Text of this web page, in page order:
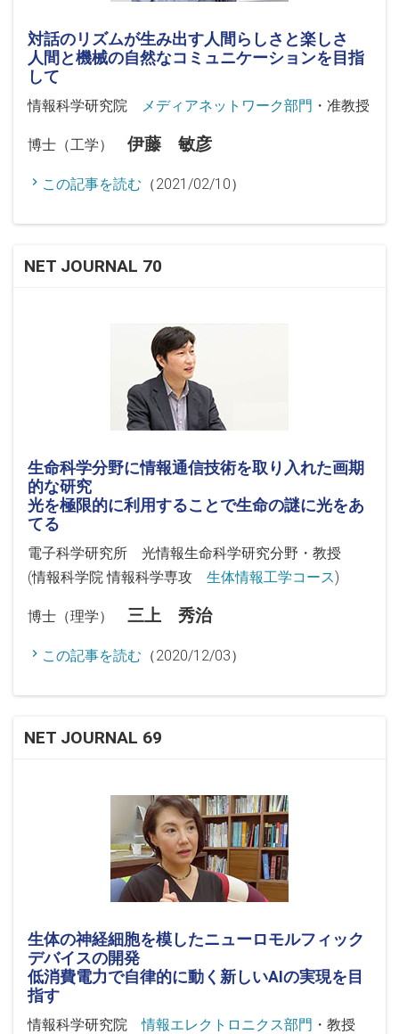
対話のリズムが生み出す人間らしさと楽しさ
人間と機械の自然なコミュニケーションを目指
して
情報科学研究院 メディアネットワーク部門 ・准教授
博士（工学） 伊藤 敏彦
この記事を読む （2021/02/10）
NET JOURNAL 70
生命科学分野に情報通信技術を取り入れた画期
的な研究
光を極限的に利用することで生命の謎に光をあ
てる
電子科学研究所 光情報生命科学研究分野・教授
(情報科学院 情報科学専攻 生体情報工学コース)
博士（理学） 三上 秀治
この記事を読む （2020/12/03）
NET JOURNAL 69
生体の神経細胞を模したニューロモルフィック
デバイスの開発
低消費電力で自律的に動く新しいAIの実現を目
指す
情報科学研究院情報エレクトロニクス部門 ・教授